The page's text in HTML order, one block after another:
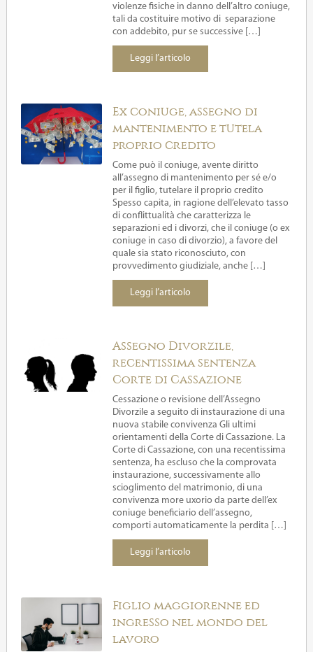
violenze fisiche in danno dell’altro coniuge,
tali da costituire motivo di separazione
con addebito, pur se successive […]
Leggi l’articolo
Ex coniuge, assegno di
mantenimento e tutela
proprio credito
Come può il coniuge, avente diritto
all’assegno di mantenimento per sé e/o
per il figlio, tutelare il proprio credito
Spesso capita, in ragione dell’elevato tasso
di conflittualità che caratterizza le
separazioni ed i divorzi, che il coniuge (o ex
coniuge in caso di divorzio), a favore del
quale sia stato riconosciuto, con
provvedimento giudiziale, anche […]
Leggi l’articolo
Assegno Divorzile,
recentissima sentenza
Corte di Cassazione
Cessazione o revisione dell’Assegno
Divorzile a seguito di instaurazione di una
nuova stabile convivenza Gli ultimi
orientamenti della Corte di Cassazione. La
Corte di Cassazione, con una recentissima
sentenza, ha escluso che la comprovata
instaurazione, successivamente allo
scioglimento del matrimonio, di una
convivenza more uxorio da parte dell’ex
coniuge beneficiario dell’assegno,
comporti automaticamente la perdita […]
Leggi l’articolo
Figlio maggiorenne ed
ingresso nel mondo del
lavoro